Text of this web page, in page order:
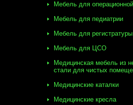
Мебель для операционной
Мебель для педиатрии
Мебель для
Мебель для ЦСО
Медицинская мебель из
стали для чистых
Медицинские каталки
Медицинские кресла